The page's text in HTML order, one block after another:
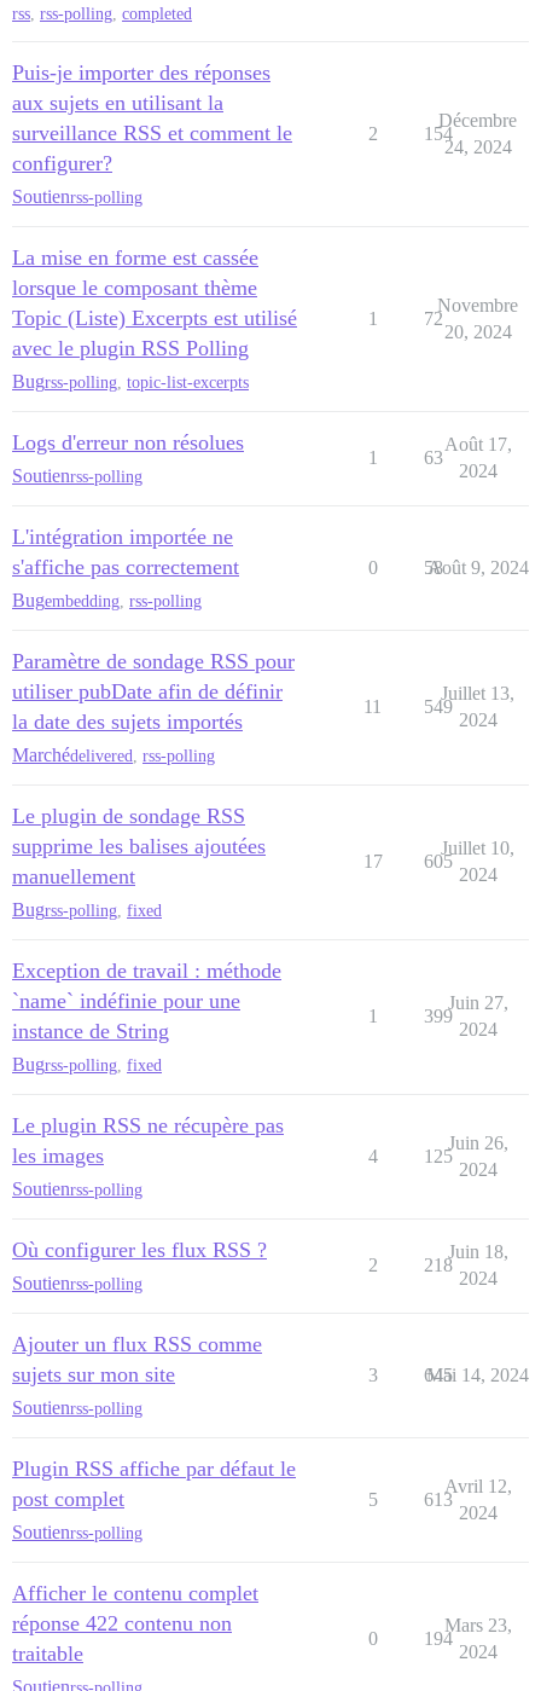
rss, rss-polling, completed
Puis-je importer des réponses
aux sujets en utilisant la
surveillance RSS et comment le
configurer?
Soutienrss-polling
2 154
Décembre
24, 2024
La mise en forme est cassée
lorsque le composant thème
Topic (Liste) Excerpts est utilisé
avec le plugin RSS Polling
Bugrss-polling topic-list-excerpts
1 72
Novembre
20, 2024
Logs d'erreur non résolues
Soutienrss-polling
1 63
Août 17,
2024
L'intégration importée ne
s'affiche pas correctement
Bugembedding rss-polling
0 58
Août 9, 2024
Paramètre de sondage RSS pour
utiliser pubDate afin de définir
la date des sujets importés
Marchédelivered rss-polling
11 549
Juillet 13,
2024
Le plugin de sondage RSS
supprime les balises ajoutées
manuellement
Bugrss-polling fixed
17 605
Juillet 10,
2024
Exception de travail : méthode
`name` indéfinie pour une
instance de String
Bugrss-polling fixed
1 399
Juin 27,
2024
Le plugin RSS ne récupère pas
les images
Soutienrss-polling
4 125
Juin 26,
2024
Où configurer les flux RSS ?
Soutienrss-polling
2 218
Juin 18,
2024
Ajouter un flux RSS comme
sujets sur mon site
Soutienrss-polling
3 645
Mai 14, 2024
Plugin RSS affiche par défaut le
post complet
Soutienrss-polling
5 613
Avril 12,
2024
Afficher le contenu complet
réponse 422 contenu non
traitable
Soutienrss-polling
0 194
Mars 23,
2024